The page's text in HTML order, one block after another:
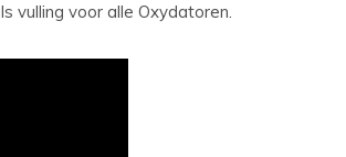
vulling voor alle Oxydatoren.